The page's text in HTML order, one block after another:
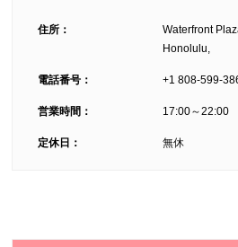
住所：
Waterfront
Honolulu,
電話番号： +1 808-599-
営業時間： 17:00～22:00
定休日： 無休